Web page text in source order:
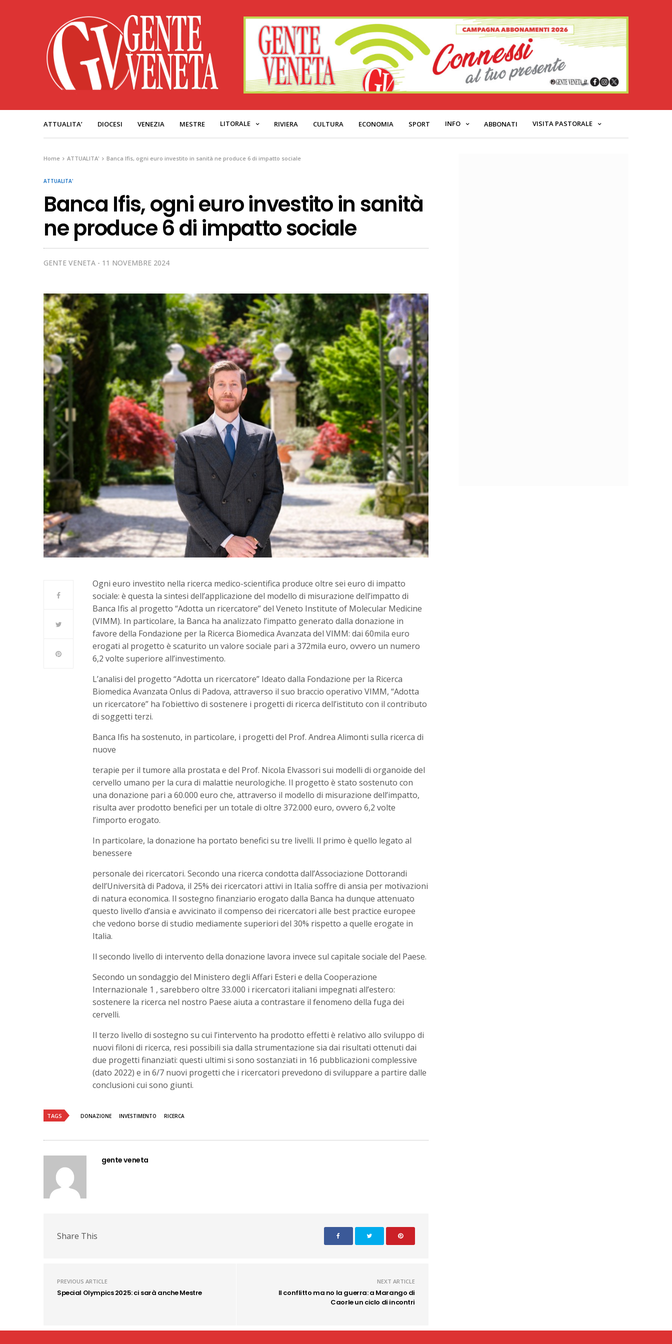
ATTUALITA’ DIOCESI VENEZIA MESTRE LITORALE RIVIERA CULTURA ECONOMIA SPORT INFO ABBONATI VISITA PASTORALE
Home ATTUALITA' Banca Ifis, ogni euro investito in sanità ne produce 6 di impatto sociale
ATTUALITA'
Banca Ifis, ogni euro investito in sanità
ne produce 6 di impatto sociale
GENTE VENETA 11 NOVEMBRE 2024
Ogni euro investito nella ricerca medico-scientifica produce oltre sei euro di impatto
sociale: è questa la sintesi dell’applicazione del modello di misurazione dell’impatto di
Banca Ifis al progetto “Adotta un ricercatore” del Veneto Institute of Molecular Medicine
(VIMM). In particolare, la Banca ha analizzato l’impatto generato dalla donazione in
favore della Fondazione per la Ricerca Biomedica Avanzata del VIMM: dai 60mila euro
erogati al progetto è scaturito un valore sociale pari a 372mila euro, ovvero un numero
6,2 volte superiore all’investimento.
L’analisi del progetto “Adotta un ricercatore” Ideato dalla Fondazione per la Ricerca
Biomedica Avanzata Onlus di Padova, attraverso il suo braccio operativo VIMM, “Adotta
un ricercatore” ha l’obiettivo di sostenere i progetti di ricerca dell’istituto con il contributo
di soggetti terzi.
Banca Ifis ha sostenuto, in particolare, i progetti del Prof. Andrea Alimonti sulla ricerca di
nuove
terapie per il tumore alla prostata e del Prof. Nicola Elvassori sui modelli di organoide del
cervello umano per la cura di malattie neurologiche. Il progetto è stato sostenuto con
una donazione pari a 60.000 euro che, attraverso il modello di misurazione dell’impatto,
risulta aver prodotto benefici per un totale di oltre 372.000 euro, ovvero 6,2 volte
l’importo erogato.
In particolare, la donazione ha portato benefici su tre livelli. Il primo è quello legato al
benessere
personale dei ricercatori. Secondo una ricerca condotta dall’Associazione Dottorandi
dell’Università di Padova, il 25% dei ricercatori attivi in Italia soffre di ansia per motivazioni
di natura economica. Il sostegno finanziario erogato dalla Banca ha dunque attenuato
questo livello d’ansia e avvicinato il compenso dei ricercatori alle best practice europee
che vedono borse di studio mediamente superiori del 30% rispetto a quelle erogate in
Italia.
Il secondo livello di intervento della donazione lavora invece sul capitale sociale del Paese.
Secondo un sondaggio del Ministero degli Affari Esteri e della Cooperazione
Internazionale 1 , sarebbero oltre 33.000 i ricercatori italiani impegnati all’estero:
sostenere la ricerca nel nostro Paese aiuta a contrastare il fenomeno della fuga dei
cervelli.
Il terzo livello di sostegno su cui l’intervento ha prodotto effetti è relativo allo sviluppo di
nuovi filoni di ricerca, resi possibili sia dalla strumentazione sia dai risultati ottenuti dai
due progetti finanziati: questi ultimi si sono sostanziati in 16 pubblicazioni complessive
(dato 2022) e in 6/7 nuovi progetti che i ricercatori prevedono di sviluppare a partire dalle
conclusioni cui sono giunti.
TAGS DONAZIONE INVESTIMENTO RICERCA
gente veneta
Share This
PREVIOUS ARTICLE
Special Olympics 2025: ci sarà anche Mestre
NEXT ARTICLE
Il conflitto ma no la guerra: a Marango di
Caorle un ciclo di incontri